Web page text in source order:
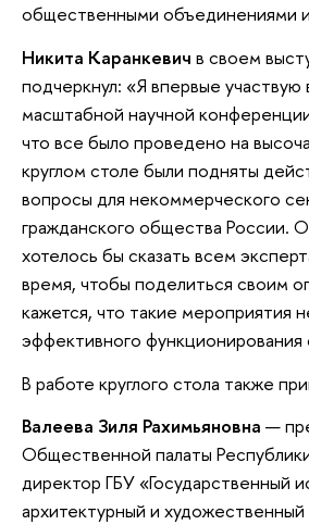
общественными объединениями
Никита Каранкевич в своем
подчеркнул: «Я впервые участвую
масштабной научной
что все было проведено на
круглом столе были подняты
вопросы для некоммерческого
гражданского общества России.
хотелось бы сказать всем
время, чтобы поделиться своим
кажется, что такие мероприятия
эффективного функционирования
В работе круглого стола также
Валеева Зиля Рахимьяновна —
Общественной палаты
директор ГБУ «Государственный
архитектурный и